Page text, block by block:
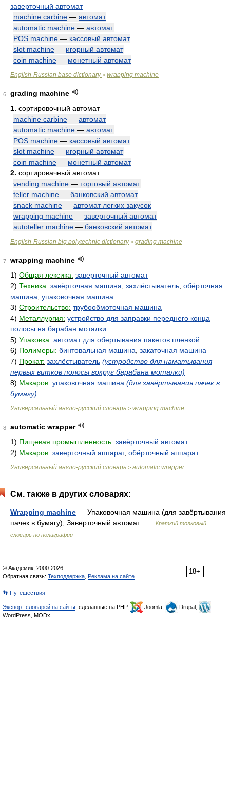
заверточный автомат
machine carbine — автомат
automatic machine — автомат
POS machine — кассовый автомат
slot machine — игорный автомат
coin machine — монетный автомат
English-Russian base dictionary> wrapping machine
6
grading machine
1. сортировочный автомат
machine carbine — автомат
automatic machine — автомат
POS machine — кассовый автомат
slot machine — игорный автомат
coin machine — монетный автомат
2. сортировачный автомат
vending machine — торговый автомат
teller machine — банковский автомат
snack machine — автомат легких закусок
wrapping machine — заверточный автомат
autoteller machine — банковский автомат
English-Russian big polytechnic dictionary> grading machine
7
wrapping machine
1) Общая лексика: заверточный автомат
2) Техника: завёрточная машина захлёстыватель обёрточная
машина упаковочная машина
3) Строительство: трубообмоточная машина
4) Металлургия: устройство для заправки переднего конца
полосы на барабан моталки
5) Упаковка: автомат для обертывания пакетов пленкой
6) Полимеры: бинтовальная машина закаточная машина
7) Прокат: захлёстыватель (устройство для наматывания
первых витков полосы вокруг барабана моталки)
8) Макаров: упаковочная машина (для завёртывания пачек в
бумагу)
Универсальный англо-русский словарь > wrapping machine
8
automatic wrapper
1) Пищевая промышленность: завёрточный автомат
2) Макаров: заверточный аппарат, обёрточный аппарат
Универсальный англо-русский словарь > automatic wrapper
См. также в других словарях:
Wrapping machine — Упаковочная машина (для завёртывания
пачек в бумагу); Заверточный автомат …
Краткий толковый
словарь по полиграфии
18+
© Академик, 2000-2026
Обратная связь: Техподдержка Реклама на сайте
👣 Путешествия
Экспорт словарей на сайты , сделанные на PHP, Joomla,
Drupal,
WordPress, MODx.